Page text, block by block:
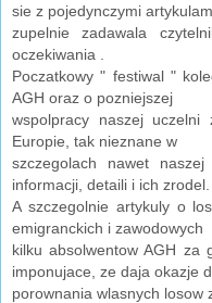
sie z pojedynczymi
zupelnie zadawala
oczekiwania .
Poczatkowy " festiwal "
AGH oraz o pozniejszej
wspolpracy naszej
Europie, tak nieznane w
szczegolach nawet
informacji, detaili i ich zrodel.
A szczegolnie artykuly o
emigranckich i zawodowych
kilku absolwentow AGH za
imponujace, ze daja okazje
porownania wlasnych losow